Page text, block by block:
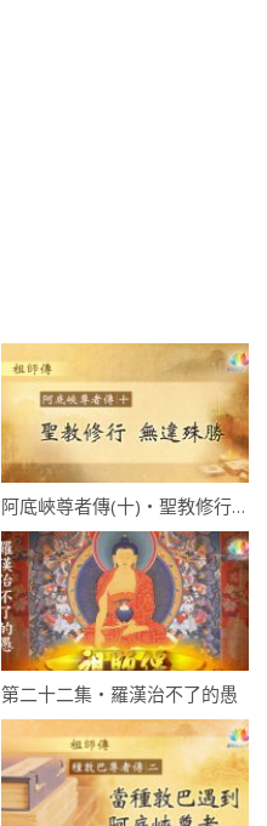
阿底峽尊者傳(十)・聖教修行無違殊勝
第二十二集・羅漢治不了的愚